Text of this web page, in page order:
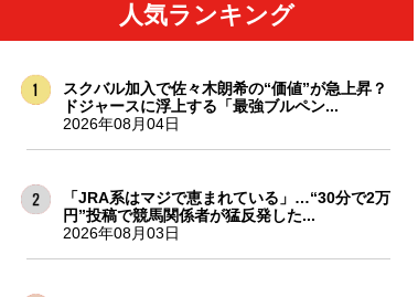
人気ランキング
スクバル加入で佐々木朗希の“価値”が急上昇？
ドジャースに浮上する「最強ブルペン...
2026年08月04日
「JRA系はマジで恵まれている」…“30分で2万
円”投稿で競馬関係者が猛反発した...
2026年08月03日